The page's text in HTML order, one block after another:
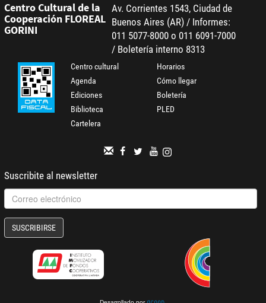
Centro Cultural de la
Cooperación FLOREAL
GORINI
Av. Corrientes 1543, Ciudad de
Buenos Aires (AR) / Informes:
011 5077-8000 o 011 6091-7000
/ Boletería interno 8313
Centro cultural
Agenda
Ediciones
Biblioteca
Cartelera
Horarios
Cómo llegar
Boletería
PLED
Suscribite al newsletter
SUSCRIBIRSE